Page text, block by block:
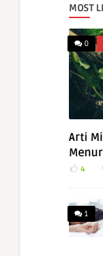
MOST
0
Arti
4
1